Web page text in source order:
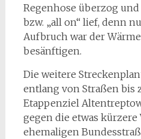
Regenhose überzog
bzw. „all on“ lief, denn
Aufbruch war der
besänftigen.
Die weitere
entlang von Straßen bis
Etappenziel
gegen die etwas
ehemaligen